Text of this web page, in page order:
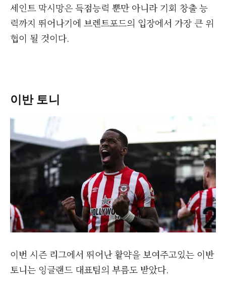
세인트 막시망은 득점능력 뿐만 아니라 기회 창출 능
력까지 뛰어나기에 브렌트포드의 입장에서 가장 큰 위
협이 될 것이다.
이반 토니
이번 시즌 리그에서 뛰어난 활약을 보여주고있는 이반
토니는 잉글랜드 대표팀의 부름도 받았다.